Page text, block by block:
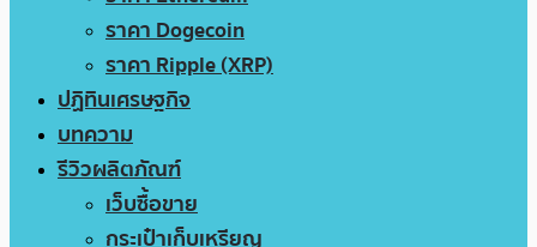
ราคา Dogecoin
ราคา Ripple (XRP)
ปฏิทินเศรษฐกิจ
บทความ
รีวิวผลิตภัณฑ์
เว็บซื้อขาย
กระเป๋าเก็บเหรียญ